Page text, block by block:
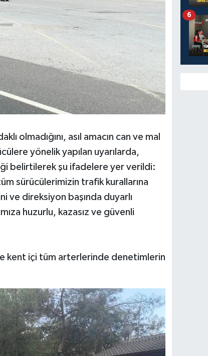
olmadığını, asıl amacın can ve mal
yönelik yapılan uyarılarda,
belirtilerek şu ifadelere yer verildi:
sürücülerimizin trafik kurallarına
ve direksiyon başında duyarlı
huzurlu, kazasız ve güvenli
kent içi tüm arterlerinde denetimlerin
6